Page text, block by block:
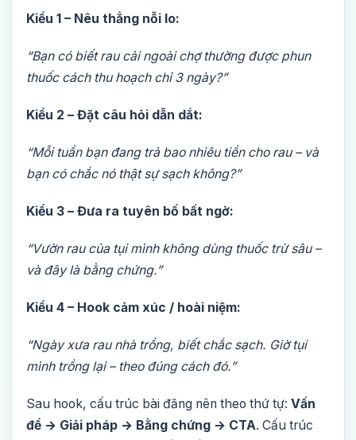
Kiểu 1 – Nêu thẳng nỗi lo:
“Bạn có biết rau cải ngoài chợ thường được phun
thuốc cách thu hoạch chỉ 3 ngày?”
Kiểu 2 – Đặt câu hỏi dẫn dắt:
“Mỗi tuần bạn đang trả bao nhiêu tiền cho rau – và
bạn có chắc nó thật sự sạch không?”
Kiểu 3 – Đưa ra tuyên bố bất ngờ:
“Vườn rau của tụi mình không dùng thuốc trừ sâu –
và đây là bằng chứng.”
Kiểu 4 – Hook cảm xúc / hoài niệm:
“Ngày xưa rau nhà trồng, biết chắc sạch. Giờ tụi
mình trồng lại – theo đúng cách đó.”
Sau hook, cấu trúc bài đăng nên theo thứ tự: Vấn
đề → Giải pháp → Bằng chứng → CTA. Cấu trúc